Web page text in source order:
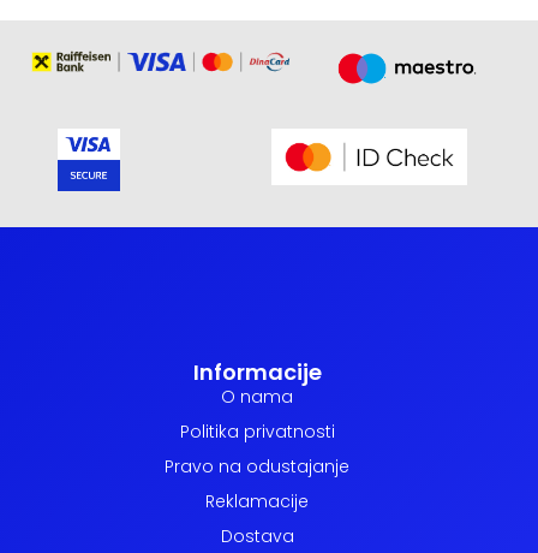
Informacije
O nama
Politika privatnosti
Pravo na odustajanje
Reklamacije
Dostava